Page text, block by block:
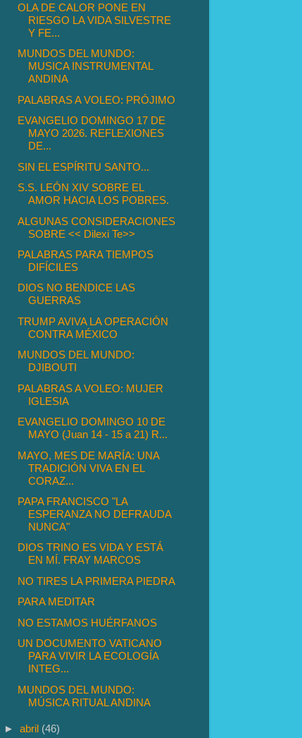
OLA DE CALOR PONE EN
RIESGO LA VIDA SILVESTRE
Y FE...
MUNDOS DEL MUNDO:
MUSICA INSTRUMENTAL
ANDINA
PALABRAS A VOLEO: PRÓJIMO
EVANGELIO DOMINGO 17 DE
MAYO 2026. REFLEXIONES
DE...
SIN EL ESPÍRITU SANTO...
S.S. LEÓN XIV SOBRE EL
AMOR HACIA LOS POBRES.
ALGUNAS CONSIDERACIONES
SOBRE << Dilexi Te>>
PALABRAS PARA TIEMPOS
DIFÍCILES
DIOS NO BENDICE LAS
GUERRAS
TRUMP AVIVA LA OPERACIÓN
CONTRA MÉXICO
MUNDOS DEL MUNDO:
DJIBOUTI
PALABRAS A VOLEO: MUJER
IGLESIA
EVANGELIO DOMINGO 10 DE
MAYO (Juan 14 - 15 a 21) R...
MAYO, MES DE MARÍA: UNA
TRADICIÓN VIVA EN EL
CORAZ...
PAPA FRANCISCO "LA
ESPERANZA NO DEFRAUDA
NUNCA"
DIOS TRINO ES VIDA Y ESTÁ
EN MÍ. FRAY MARCOS
NO TIRES LA PRIMERA PIEDRA
PARA MEDITAR
NO ESTAMOS HUÉRFANOS
UN DOCUMENTO VATICANO
PARA VIVIR LA ECOLOGÍA
INTEG...
MUNDOS DEL MUNDO:
MÚSICA RITUAL ANDINA
►abril (46)